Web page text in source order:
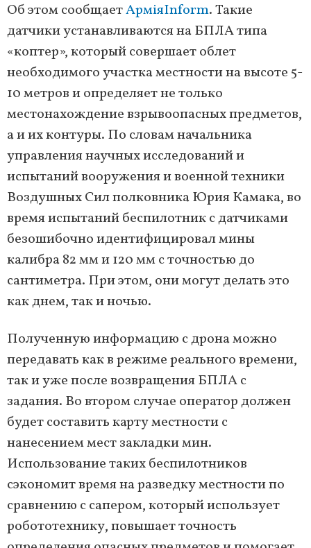
Об этом сообщаетАрміяInform. Такие
датчики устанавливаются на БПЛА типа
«коптер», который совершает облет
необходимого участка местности на высоте 5-
10 метров и определяет не только
местонахождение взрывоопасных предметов,
а и их контуры. По словам начальника
управления научных исследований и
испытаний вооружения и военной техники
Воздушных Сил полковника Юрия Камака, во
время испытаний беспилотник с датчиками
безошибочно идентифицировал мины
калибра 82 мм и 120 мм с точностью до
сантиметра. При этом, они могут делать это
как днем, так и ночью.
Полученную информацию с дрона можно
передавать как в режиме реального времени,
так и уже после возвращения БПЛА с
задания. Во втором случае оператор должен
будет составить карту местности с
нанесением мест закладки мин.
Использование таких беспилотников
сэкономит время на разведку местности по
сравнению с сапером, который использует
робототехнику, повышает точность